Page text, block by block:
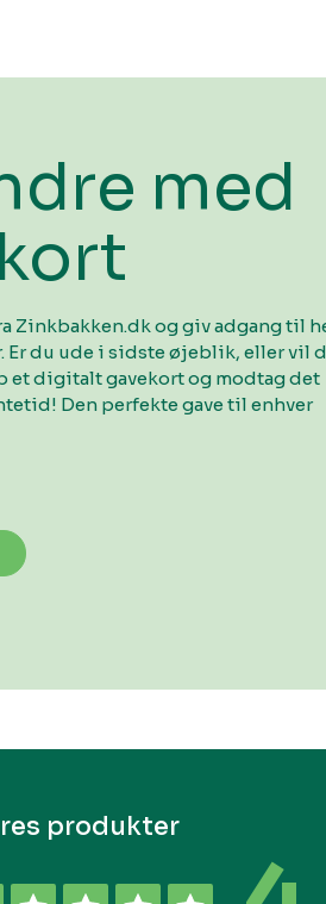
med
Zinkbakken.dk og giv adgang til
Er du ude i sidste øjeblik, eller vil
et digitalt gavekort og modtag det
Den perfekte gave til enhver
produkter